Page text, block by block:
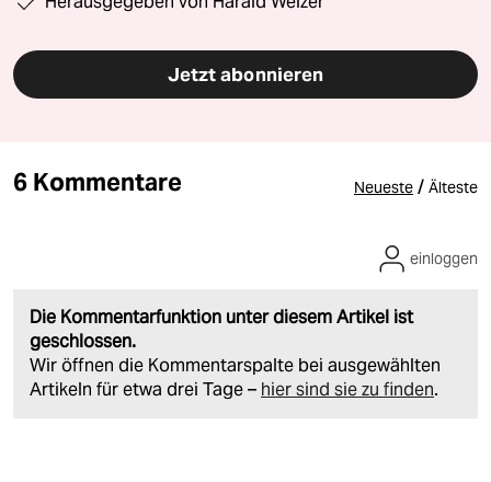
Jetzt abonnieren
6 Kommentare Neueste / Älteste
Die Kommentarfunktion unter diesem Artikel ist
geschlossen.
Wir öffnen die Kommentarspalte bei ausgewählten
Artikeln für etwa drei Tage – hier sind sie zu finden.
einloggen